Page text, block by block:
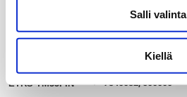
Salli valinta
Kiellä
7340032, 500000